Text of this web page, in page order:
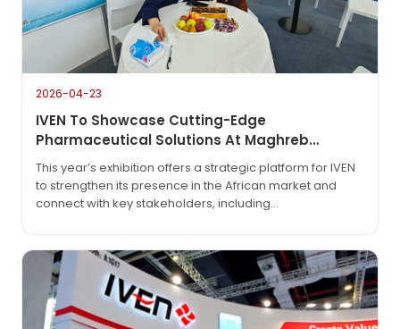
2026-04-23
IVEN To Showcase Cutting-Edge
Pharmaceutical Solutions At Maghreb
Pharma Expo 2026 In Algiers
This year’s exhibition offers a strategic platform for IVEN
to strengthen its presence in the African market and
connect with key stakeholders, including
with increasing demand for automation, efficiency, and
compliance, IVEN will highlight its latest innovations
designed to meet global GMP standards and support
sustainable production.